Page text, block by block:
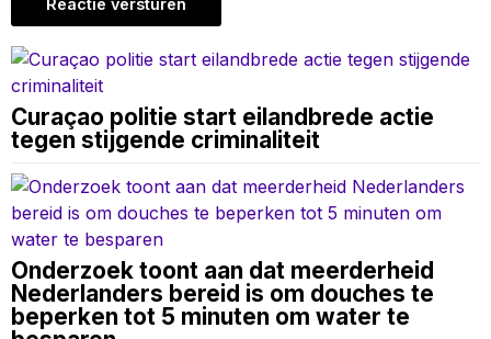
Curaçao politie start eilandbrede actie
tegen stijgende criminaliteit
Onderzoek toont aan dat meerderheid
Nederlanders bereid is om douches te
beperken tot 5 minuten om water te